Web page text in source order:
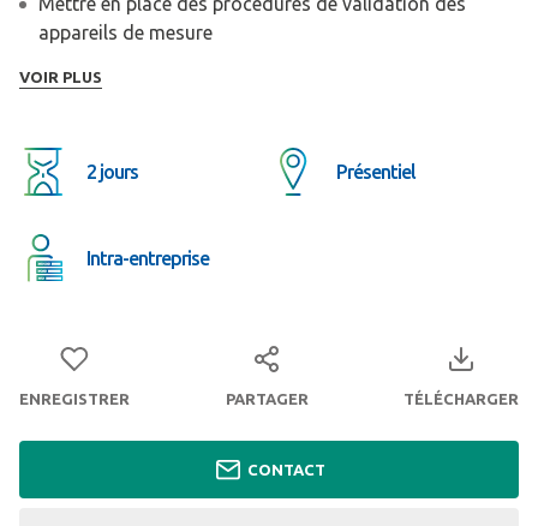
appareils de mesure
Choisir et mettre en œuvre une méthodologie
VOIR PLUS
2 jours Présentiel
Intra-entreprise
ENREGISTRER PARTAGER TÉLÉCHARGER
CONTACT